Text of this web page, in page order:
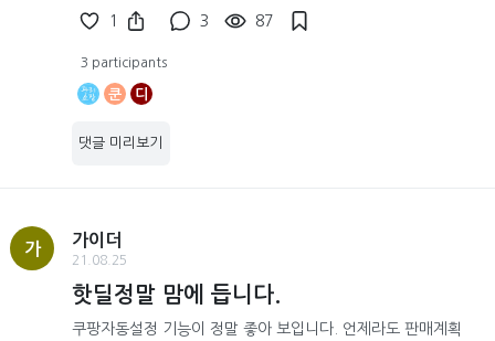
1 3 87
3 participants
쿤 디
댓글 미리보기
가
가이더
21.08.25
핫딜정말 맘에 듭니다.
쿠팡자동설정 기능이 정말 좋아 보입니다. 언제라도 판매계획